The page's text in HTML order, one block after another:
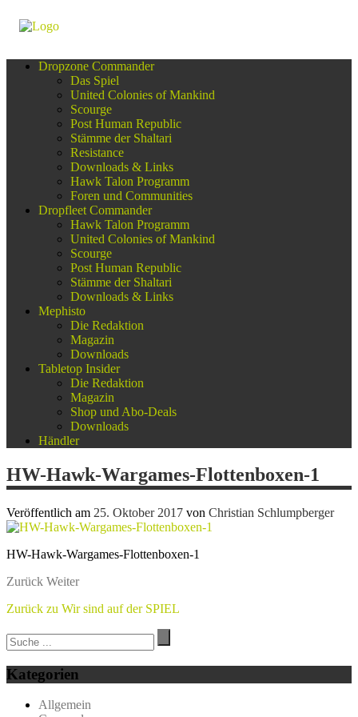
Dropzone Commander
Das Spiel
United Colonies of Mankind
Scourge
Post Human Republic
Stämme der Shaltari
Resistance
Downloads & Links
Hawk Talon Programm
Foren und Communities
Dropfleet Commander
Hawk Talon Programm
United Colonies of Mankind
Scourge
Post Human Republic
Stämme der Shaltari
Downloads & Links
Mephisto
Die Redaktion
Magazin
Downloads
Tabletop Insider
Die Redaktion
Magazin
Shop und Abo-Deals
Downloads
Händler
HW-Hawk-Wargames-Flottenboxen-1
Veröffentlich am 25. Oktober 2017 von Christian Schlumpberger
HW-Hawk-Wargames-Flottenboxen-1
Zurück Weiter
Zurück zu Wir sind auf der SPIEL
Kategorien
Allgemein